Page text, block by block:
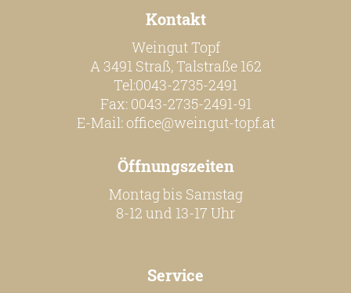
Datenschutz
Kontakt
Kontakt
Weingut Topf
A 3491 Straß, Talstraße 162
Tel:0043-2735-2491
Fax: 0043-2735-2491-91
E-Mail: office@weingut-topf.at
Öffnungszeiten
Montag bis Samstag
8-12 und 13-17 Uhr
Service